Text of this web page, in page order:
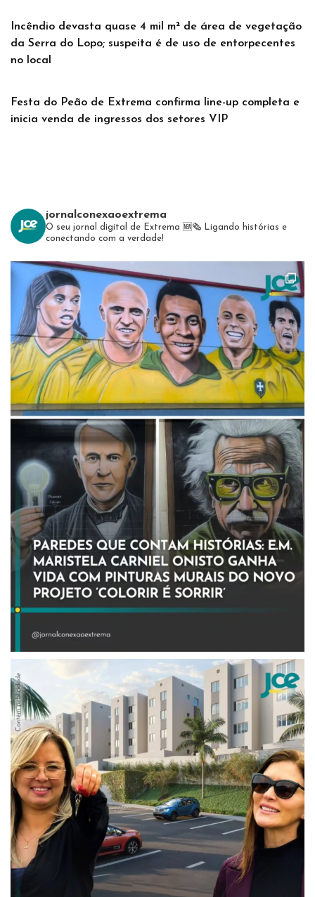
Incêndio devasta quase 4 mil m² de área de vegetação
da Serra do Lopo; suspeita é de uso de entorpecentes
no local
Festa do Peão de Extrema confirma line-up completa e
inicia venda de ingressos dos setores VIP
jornalconexaoextrema
O seu jornal digital de Extrema 🆕️🗞 Ligando histórias e
conectando com a verdade!